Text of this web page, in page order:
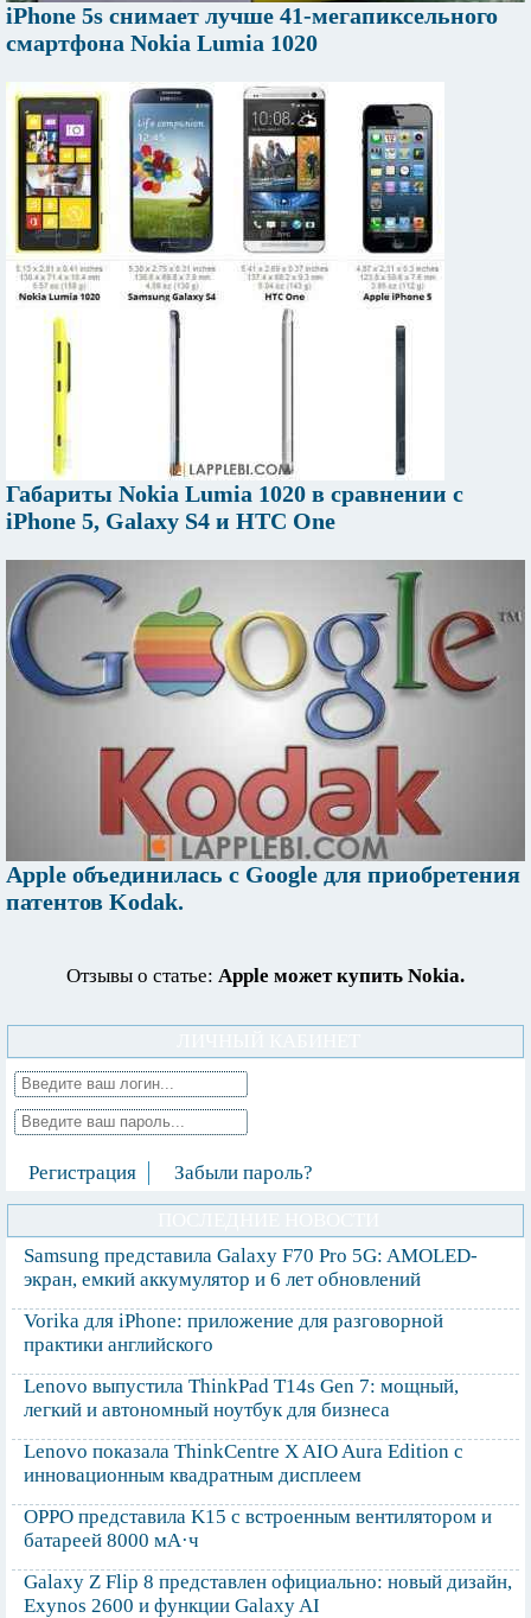
iPhone 5s снимает лучше 41-мегапиксельного
смартфона Nokia Lumia 1020
Габариты Nokia Lumia 1020 в сравнении с
iPhone 5, Galaxy S4 и HTC One
Apple объединилась с Google для приобретения
патентов Kodak.
Отзывы о статье: Apple может купить Nokia.
Регистрация Забыли пароль?
Samsung представила Galaxy F70 Pro 5G: AMOLED-
экран, емкий аккумулятор и 6 лет обновлений
Vorika для iPhone: приложение для разговорной
практики английского
Lenovo выпустила ThinkPad T14s Gen 7: мощный,
легкий и автономный ноутбук для бизнеса
Lenovo показала ThinkCentre X AIO Aura Edition с
инновационным квадратным дисплеем
OPPO представила K15 с встроенным вентилятором и
батареей 8000 мА·ч
Galaxy Z Flip 8 представлен официально: новый дизайн,
Exynos 2600 и функции Galaxy AI